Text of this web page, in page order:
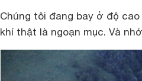
Chúng tôi đang bay ở độ
khí thật là ngoạn mục. Và